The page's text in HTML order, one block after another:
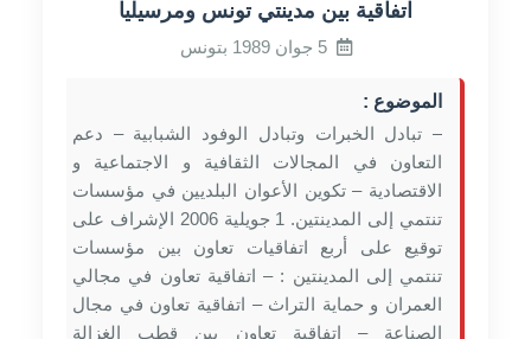
اتفاقية بين مدينتي تونس ومرسيليا
5 جوان 1989 بتونس
الموضوع :
– تبادل الخبرات وتبادل الوفود الشبابية – دعم
التعاون في المجالات الثقافية و الاجتماعية و
الاقتصادية – تكوين الأعوان البلديين في مؤسسات
تنتمي إلى المدينتين. 1 جويلية 2006 الإشراف على
توقيع على أربع اتفاقيات تعاون بين مؤسسات
تنتمي إلى المدينتين : – اتفاقية تعاون في مجالي
العمران و حماية التراث – اتفاقية تعاون في مجال
الصناعة – اتفاقية تعاون بين قطب الغزالة